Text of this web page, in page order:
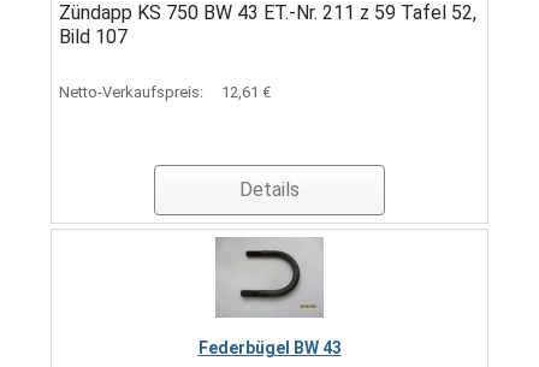
Zündapp KS 750 BW 43 ET.-Nr. 211 z 59 Tafel 52,
Bild 107
Netto-Verkaufspreis: 12,61 €
Details
Federbügel BW 43